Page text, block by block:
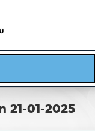
21-01-2025